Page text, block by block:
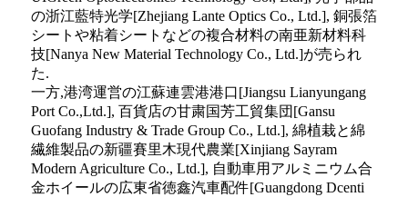
の浙江藍特光学[Zhejiang Lante Optics Co., Ltd.], 銅張箔
シートや粘着シートなどの複合材料の南亜新材料科
技[Nanya New Material Technology Co., Ltd.]が売られ
た.
一方,港湾運営の江蘇連雲港港口[Jiangsu Lianyungang
Port Co.,Ltd.], 百貨店の甘粛国芳工貿集団[Gansu
Guofang Industry & Trade Group Co., Ltd.], 綿植栽と綿
繊維製品の新疆賽里木現代農業[Xinjiang Sayram
Modern Agriculture Co., Ltd.], 自動車用アルミニウム合
金ホイールの広東省徳鑫汽車配件[Guangdong Dcenti